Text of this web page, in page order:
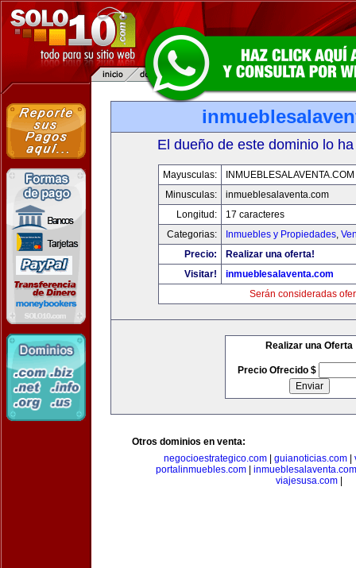
El dueño de este dominio lo
Mayusculas:
INMUEBLESALAVENTA.COM
Minusculas:
inmueblesalaventa.com
Longitud:
17 caracteres
Categorias:
Inmuebles y Propiedades,
Precio:
Realizar una oferta!
Visitar!
inmueblesalaventa.com
Serán consideradas
Realizar una Oferta
Precio Ofrecido $
Otros dominios en venta:
negocioestrategico.com| guianoticias.com|
portalinmuebles.com
inmueblesalaventa.com
viajesusa.com